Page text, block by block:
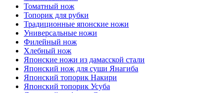
Томатный нож
Топорик для рубки
Традиционные японские ножи
Универсальные ножи
Филейный нож
Хлебный нож
Японские ножи из дамасской стали
Японский нож для суши Янагиба
Японский топорик Накири
Японский топорик Усуба